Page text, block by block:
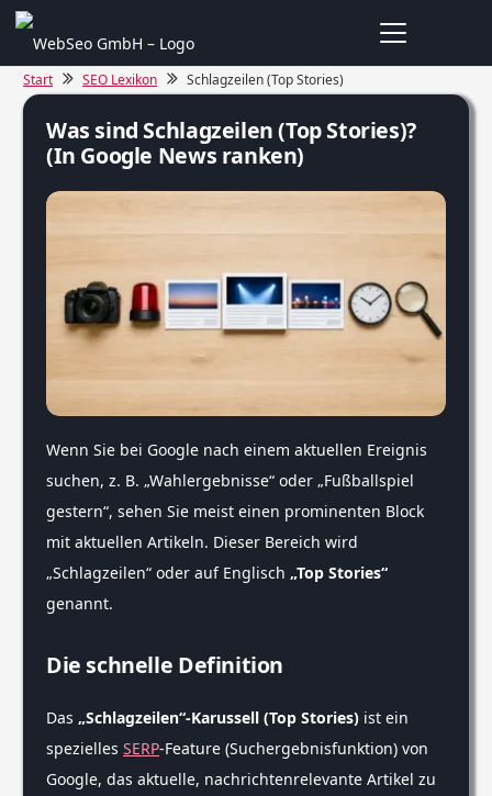
Start SEO Lexikon Schlagzeilen (Top Stories)
Was sind Schlagzeilen (Top Stories)?
(In Google News ranken)
Wenn Sie bei Google nach einem aktuellen Ereignis
suchen, z. B. „Wahlergebnisse“ oder „Fußballspiel
gestern“, sehen Sie meist einen prominenten Block
mit aktuellen Artikeln. Dieser Bereich wird
„Schlagzeilen“ oder auf Englisch „Top Stories“
genannt.
Die schnelle Definition
Das „Schlagzeilen“-Karussell (Top Stories) ist ein
spezielles SERP-Feature (Suchergebnisfunktion) von
Google, das aktuelle, nachrichtenrelevante Artikel zu